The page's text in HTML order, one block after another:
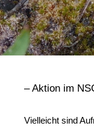
– Akti­on im
Viel­leicht sind